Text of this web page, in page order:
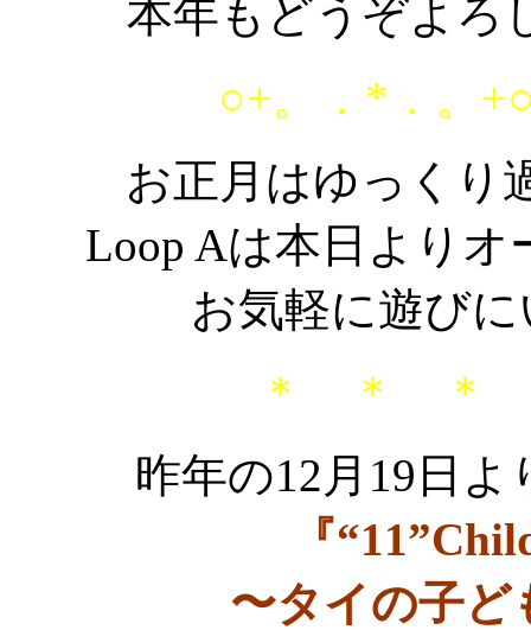
本年もどうぞよろ
○+。．*．。
お正月はゆっくり
Loop Aは本日より
お気軽に遊び
＊ ＊ ＊
昨年の12月19日
『
〜タイの子ど